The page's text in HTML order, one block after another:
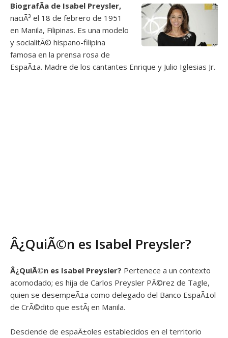
BiografÃ­a de Isabel Preysler,
naciÃ³ el 18 de febrero de 1951
en Manila, Filipinas. Es una modelo
y socialitÃ© hispano-filipina
famosa en la prensa rosa de
EspaÃ±a. Madre de los cantantes Enrique y Julio Iglesias Jr.
Â¿QuiÃ©n es Isabel Preysler?
Â¿QuiÃ©n es Isabel Preysler? Pertenece a un contexto
acomodado; es hija de Carlos Preysler PÃ©rez de Tagle,
quien se desempeÃ±a como delegado del Banco EspaÃ±ol
de CrÃ©dito que estÃ¡ en Manila.
Desciende de espaÃ±oles establecidos en el territorio